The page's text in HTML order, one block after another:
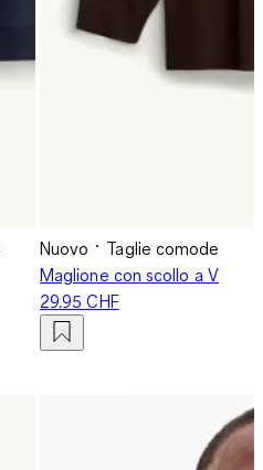
Nuovo
Taglie comode
Maglione con scollo a V
29.95 CHF